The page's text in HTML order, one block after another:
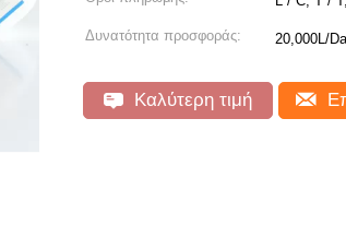
Δυνατότητα προσφοράς: 20,000L/
Καλύτερη τιμή